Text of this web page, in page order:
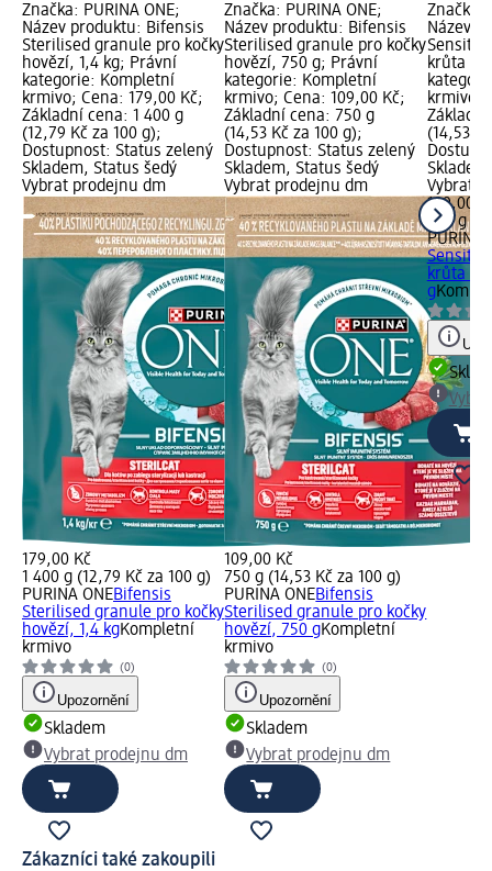
Značka: PURINA ONE;
Název produktu: Bifensis
Sterilised granule pro kočky
hovězí, 1,4 kg; Právní
kategorie: Kompletní
krmivo; Cena: 179,00 Kč;
Základní cena: 1 400 g
(12,79 Kč za 100 g);
Dostupnost: Status zelený
Skladem, Status šedý
Vybrat prodejnu dm
179,00 Kč
1 400 g (12,79 Kč za 100 g)
PURINA ONEBifensis
Sterilised granule pro kočky
hovězí, 1,4 kgKompletní
krmivo
(0)
Upozornění
Skladem
Vybrat prodejnu dm
Značka: PURINA ONE;
Název produktu: Bifensis
Sterilised granule pro kočky
hovězí, 750 g; Právní
kategorie: Kompletní
krmivo; Cena: 109,00 Kč;
Základní cena: 750 g
(14,53 Kč za 100 g);
Dostupnost: Status zelený
Skladem, Status šedý
Vybrat prodejnu dm
109,00 Kč
750 g (14,53 Kč za 100 g)
PURINA ONEBifensis
Sterilised granule pro kočky
hovězí, 750 gKompletní
krmivo
(0)
Upozornění
Skladem
Vybrat prodejnu dm
Značka:
Název
krůta a
krmivo;
(14,53
Vybrat
109,00
750 g
PURINA
krůta a
g
Zákazníci také zakoupili